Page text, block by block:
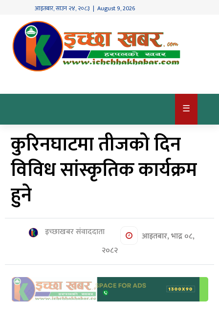
आइतबार,साउन २४, २०८३ | August 9, 2026
गृहपृष्ठ
देश
/
विश्व
खबर
अर्थ
कृषि
खेलकुद
शिक्षा/
स्वास्थ्य
रोचक
खबर
☰
कुरिनघाटमा तीजको दिन
विविध सांस्कृतिक कार्यक्रम
हुने
इच्छाखबर संवाददाता
आइतबार, भाद्र ०८,
२०८२